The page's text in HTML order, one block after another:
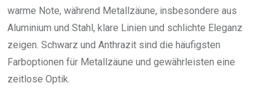
warme Note, während Metallzäune, insbesondere aus
Aluminium und Stahl, klare Linien und schlichte Eleganz
zeigen. Schwarz und Anthrazit sind die häufigsten
Farboptionen für Metallzäune und gewährleisten eine
zeitlose Optik.